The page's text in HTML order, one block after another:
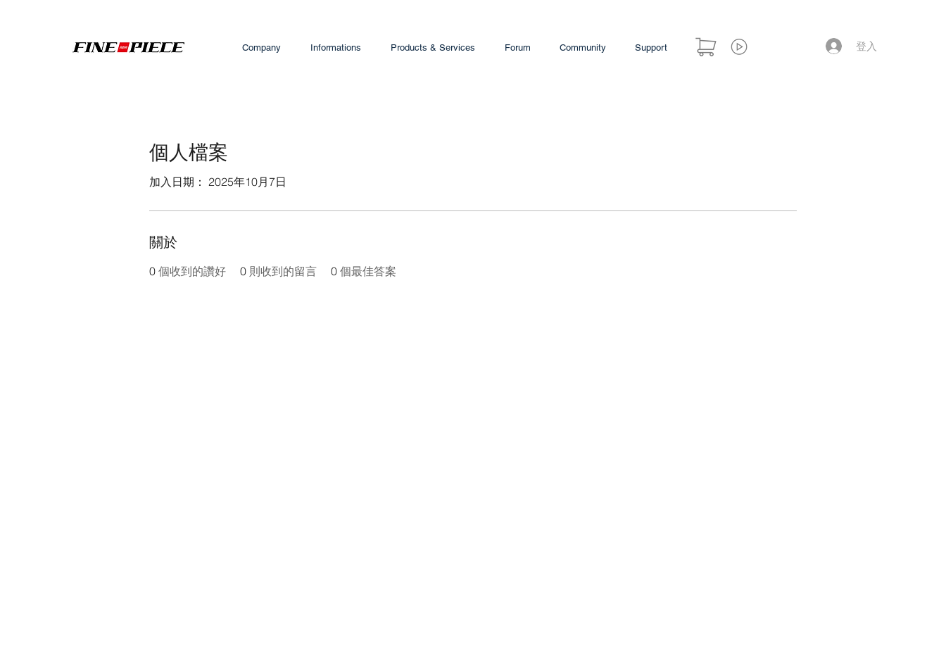
Company Informations Products & Services Forum Community Support 登入
個人檔案
加入日期： 2025年10月7日
關於
0 個收到的讚好 0 則收到的留言 0 個最佳答案